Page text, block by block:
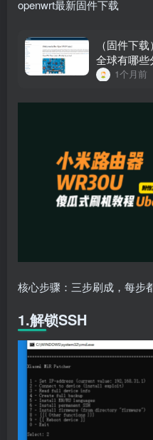
openwrt最新固件下载
（固件下
全球有哪
1个月前
核心步骤：三步刷成，每步
1.解锁SSH